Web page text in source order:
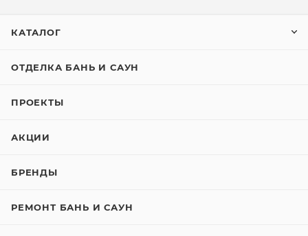
КАТАЛОГ
ОТДЕЛКА БАНЬ И САУН
ПРОЕКТЫ
АКЦИИ
БРЕНДЫ
РЕМОНТ БАНЬ И САУН